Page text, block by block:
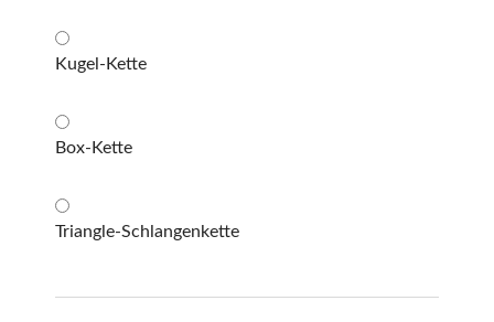
Kugel-Kette
Box-Kette
Triangle-Schlangenkette